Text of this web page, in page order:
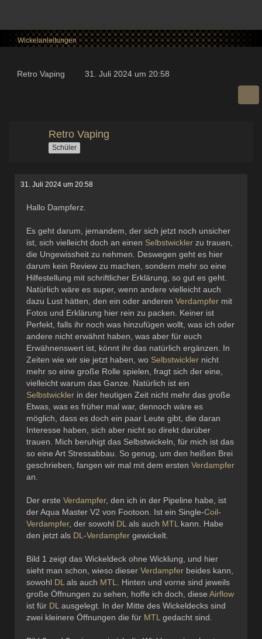
Wickelanleitungen
Retro Vaping 31. Juli 2024 um 20:58
Retro Vaping
Schüler
31. Juli 2024 um 20:58
Hallo Dampferz.
Es geht darum, jemandem, der sich jetzt noch unsicher
ist, sich vielleicht doch an einen Selbstwickler zu trauen,
die Ungewissheit zu nehmen. Deswegen geht es hier
darum kein Review zu machen, sondern mehr so eine
Hilfestellung mit schriftlicher Erklärung, so gut es geht.
Natürlich wäre es super, wenn andere vielleicht auch
dazu Lust hätten, den ein oder anderen Verdampfer mit
Fotos und Erklärung hier rein zu packen. Keiner ist
Perfekt, falls ihr noch was hinzufügen wollt, was ich oder
andere nicht erwähnt haben, was aber für euch
Erwähnenswert ist, könnt ihr das natürlich ergänzen. In
Zeiten wie wir sie jetzt haben, wo Selbstwickler nicht
mehr so eine große Rolle spielen, fragt sich der eine,
vielleicht warum das Ganze. Natürlich ist ein
Selbstwickler in der heutigen Zeit nicht mehr das große
Etwas, was es früher mal war, dennoch wäre es
möglich, dass es doch ein paar Leute gibt, die daran
Interesse haben, sich aber nicht so direkt darüber
trauen. Mich beruhigt das Selbstwickeln, für mich ist das
so eine Art Stressabbau. So genug, um den heißen Brei
geschrieben, fangen wir mal mit dem ersten Verdampfer
an.
Der erste Verdampfer, den ich in der Pipeline habe, ist
der Aqua Master V2 von Footoon. Ist ein Single-Coil-
Verdampfer, der sowohl DL als auch MTL kann. Habe
den jetzt als DL -Verdampfer gewickelt.
Bild 1 zeigt das Wickeldeck ohne Wicklung, und hier
sieht man schon, wieso dieser Verdampfer beides kann,
sowohl DL als auch MTL
. Hinten und vorne sind jeweils
große Öffnungen zu sehen, hoffe ich doch, diese Airflow
ist für DL ausgelegt. In der Mitte des Wickeldecks sind
zwei kleinere Öffnungen die für MTL gedacht sind.